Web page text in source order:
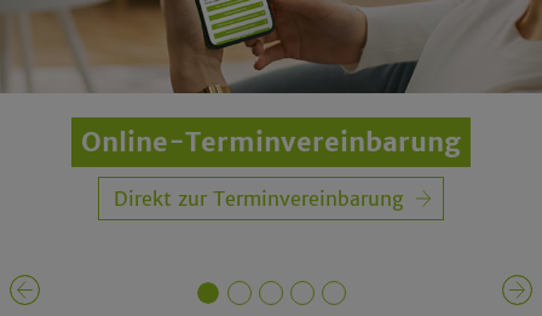
Online-Terminvereinbarung
Direkt zur Terminvereinbarung
Das Rathaus in Lindlar